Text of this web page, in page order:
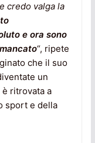
credo valga la
e ora sono
“, ripete
che il suo
un
ritrovata a
sport e della